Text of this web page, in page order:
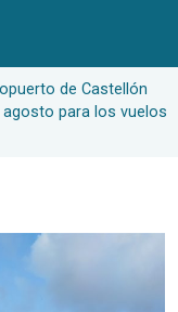
de Castellón
para los vuelos